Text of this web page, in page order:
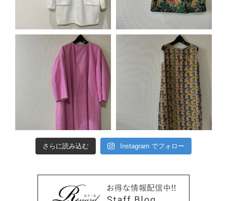
さらに読み込む Instagram でフォロー